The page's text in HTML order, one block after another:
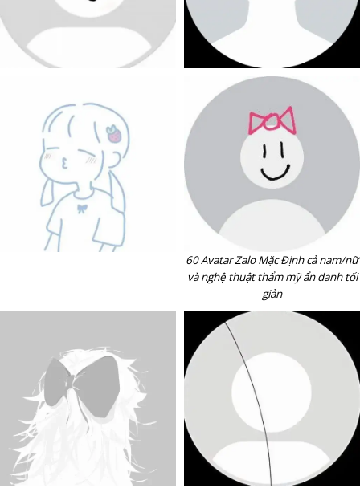
60 Avatar Zalo Mặc Định cả nam/nữ
và nghệ thuật thẩm mỹ ẩn danh tối
giản